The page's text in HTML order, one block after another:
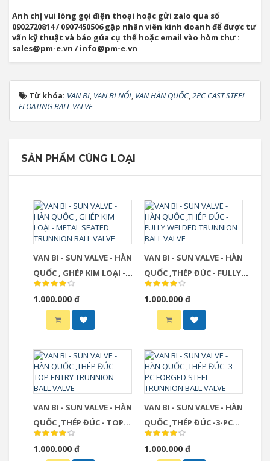
Anh chị vui lòng gọi điện thoại hoặc gửi zalo qua số
0902720814 / 0907450506 gặp nhân viên kinh doanh để được tư
vấn kỹ thuật và báo gúa cụ thể hoặc email vào hòm thư :
sales@pm-e.vn / info@pm-e.vn
Từ khóa: VAN BI, VAN BI NỔI, VAN HÀN QUỐC,2PC CAST STEEL
FLOATING BALL VALVE
SẢN PHẨM CÙNG LOẠI
VAN BI - SUN VALVE - HÀN
QUỐC , GHÉP KIM LOẠI -
METAL SEATED TRUNNION
BALL VALVE
1.000.000 đ
VAN BI - SUN VALVE - HÀN
QUỐC ,THÉP ĐÚC - FULLY
WELDED TRUNNION BALL
VALVE
1.000.000 đ
VAN BI - SUN VALVE - HÀN
QUỐC ,THÉP ĐÚC - TOP
ENTRY TRUNNION BALL
VALVE
1.000.000 đ
VAN BI - SUN VALVE - HÀN
QUỐC ,THÉP ĐÚC -3-PC
FORGED STEEL TRUNNION
BALL VALVE
1.000.000 đ